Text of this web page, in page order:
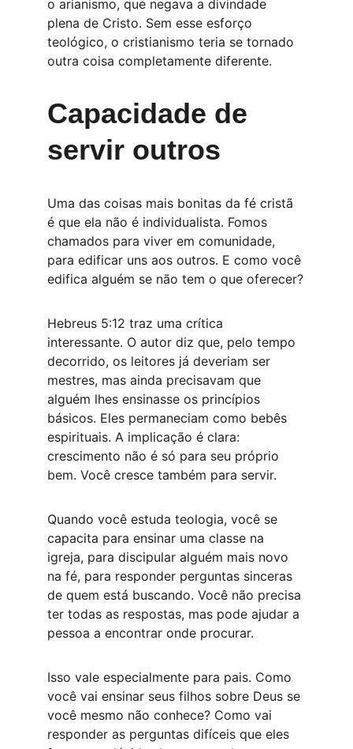
o arianismo, que negava a divindade
plena de Cristo. Sem esse esforço
teológico, o cristianismo teria se tornado
outra coisa completamente diferente.
Capacidade de
servir outros
Uma das coisas mais bonitas da fé cristã
é que ela não é individualista. Fomos
chamados para viver em comunidade,
para edificar uns aos outros. E como você
edifica alguém se não tem o que oferecer?
Hebreus 5:12 traz uma crítica
interessante. O autor diz que, pelo tempo
decorrido, os leitores já deveriam ser
mestres, mas ainda precisavam que
alguém lhes ensinasse os princípios
básicos. Eles permaneciam como bebês
espirituais. A implicação é clara:
crescimento não é só para seu próprio
bem. Você cresce também para servir.
Quando você estuda teologia, você se
capacita para ensinar uma classe na
igreja, para discipular alguém mais novo
na fé, para responder perguntas sinceras
de quem está buscando. Você não precisa
ter todas as respostas, mas pode ajudar a
pessoa a encontrar onde procurar.
Isso vale especialmente para pais. Como
você vai ensinar seus filhos sobre Deus se
você mesmo não conhece? Como vai
responder as perguntas difíceis que eles